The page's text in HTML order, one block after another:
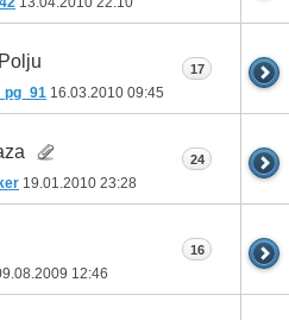
16.03.2010 09:45
17
19.01.2010 23:28
24
12:46
16